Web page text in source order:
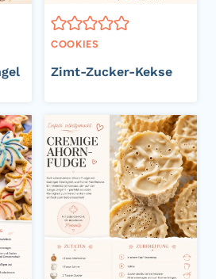
COOKIES
Zimt-Zucker-Kekse